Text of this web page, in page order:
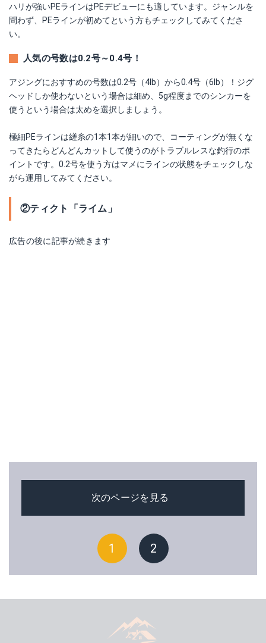
ハリが強いPEラインはPEデビューにも適しています。ジャンルを
問わず、PEラインが初めてという方もチェックしてみてくださ
い。
人気の号数は0.2号～0.4号！
アジングにおすすめの号数は0.2号（4lb）から0.4号（6lb）！ジグ
ヘッドしか使わないという場合は細め、5g程度までのシンカーを
使うという場合は太めを選択しましょう。
極細PEラインは縒糸の1本1本が細いので、コーティングが無くな
ってきたらどんどんカットして使うのがトラブルレスな釣行のポ
イントです。0.2号を使う方はマメにラインの状態をチェックしな
がら運用してみてください。
②ティクト「ライム」
広告の後に記事が続きます
次のページを見る
1 2